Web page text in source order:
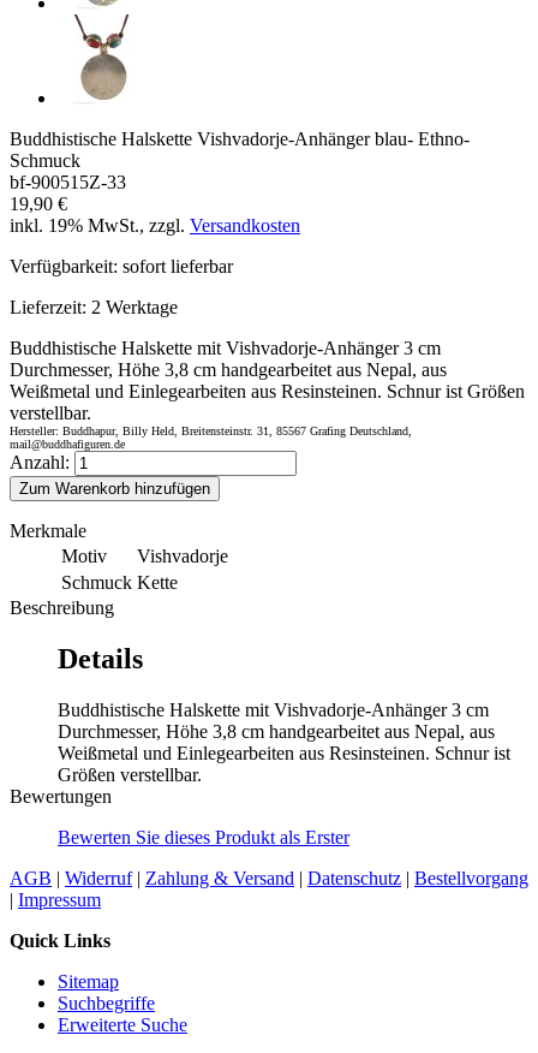
Buddhistische Halskette Vishvadorje-Anhänger blau- Ethno-
Schmuck
bf-900515Z-33
19,90 €
inkl. 19% MwSt., zzgl. Versandkosten
Verfügbarkeit: sofort lieferbar
Lieferzeit: 2 Werktage
Buddhistische Halskette mit Vishvadorje-Anhänger 3 cm
Durchmesser, Höhe 3,8 cm handgearbeitet aus Nepal, aus
Weißmetal und Einlegearbeiten aus Resinsteinen. Schnur ist Größen
verstellbar.
Hersteller: Buddhapur, Billy Held, Breitensteinstr. 31, 85567 Grafing Deutschland,
mail@buddhafiguren.de
Anzahl:
Zum Warenkorb hinzufügen
Merkmale
Motiv
Vishvadorje
Schmuck Kette
Beschreibung
Details
Buddhistische Halskette mit Vishvadorje-Anhänger 3 cm
Durchmesser, Höhe 3,8 cm handgearbeitet aus Nepal, aus
Weißmetal und Einlegearbeiten aus Resinsteinen. Schnur ist
Größen verstellbar.
Bewertungen
Bewerten Sie dieses Produkt als Erster
AGB | Widerruf| Zahlung & Versand | Datenschutz | Bestellvorgang
| Impressum
Quick Links
Sitemap
Suchbegriffe
Erweiterte Suche